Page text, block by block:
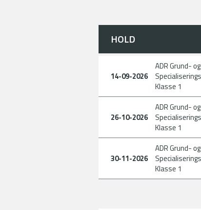
HOLD
14-09-2026
ADR Grund- og
Klasse 1
26-10-2026
ADR Grund- og
Klasse 1
30-11-2026
ADR Grund- og
Klasse 1